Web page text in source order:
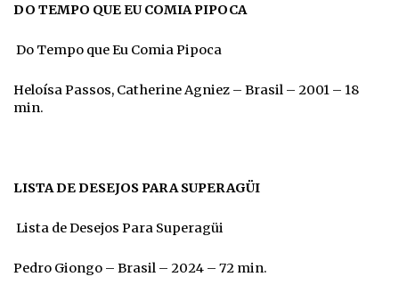
DO TEMPO QUE EU COMIA PIPOCA
Do Tempo que Eu Comia Pipoca
Heloísa Passos, Catherine Agniez – Brasil – 2001 – 18
min.
LISTA DE DESEJOS PARA SUPERAGÜI
Lista de Desejos Para Superagüi
Pedro Giongo – Brasil – 2024 – 72 min.